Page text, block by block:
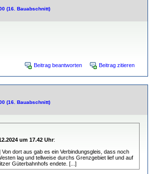
(16. Bauabschnitt)
Beitrag beantworten Beitrag zitieren
(16. Bauabschnitt)
um 17.42 Uhr:
dort aus gab es ein Verbindungsgleis, dass noch
lag und tellweise durchs Grenzgebiet lief und auf
Güterbahnhofs endete. [...]